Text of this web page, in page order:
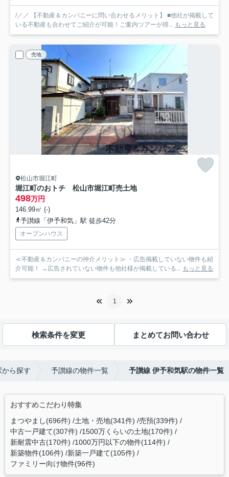
/／／ 【不動産＆カンパニーに問い合わせるメリット】 ■他社が掲載して
いる不動産も合わせてご紹介が可能！ご案内ツアーが得... もっと見る
売地
松山市堀江町
堀江町のおトチ 松山市堀江町売土地
498万円
146.99㎡ (-)
予讃線「伊予和気」駅 徒歩42分
オープンハウス
≪不動産＆カンパニーの仲介メリット≫ ・広告掲載していない物件も紹
介可能！ →広告されていない物件も他社様が掲載している... もっと見る
1
検索条件を変更 まとめてお問い合わせ
ら探す 予讃線の物件一覧 予讃線 伊予和気駅の物件一覧
おすすめこだわり特集
まつやまし(696件) 土地・売地(341件) 売預(339件)
中古一戸建て(307件) 1500万くらいの土地(170件)
新耐震中古(170件) 1000万円以下の物件(114件)
新築物件(106件) 新築一戸建て(105件)
ファミリー向け物件(96件)